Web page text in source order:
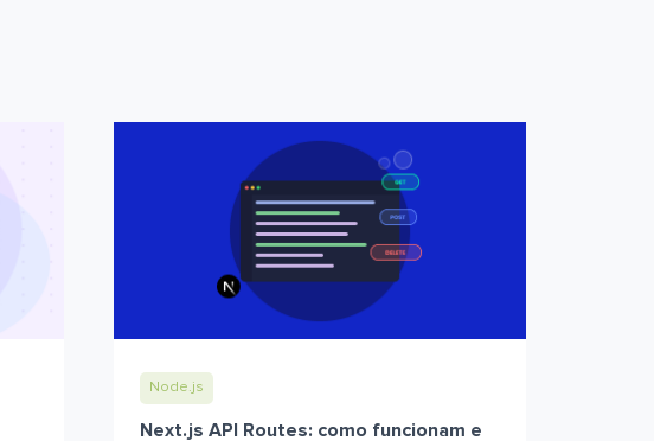
Node.js
Next.js API Routes: como funcionam e